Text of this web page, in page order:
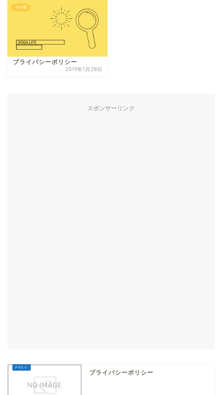
その他
プライバシーポリシー
2019年1月28日
スポンサーリンク
プライバシーポリシー